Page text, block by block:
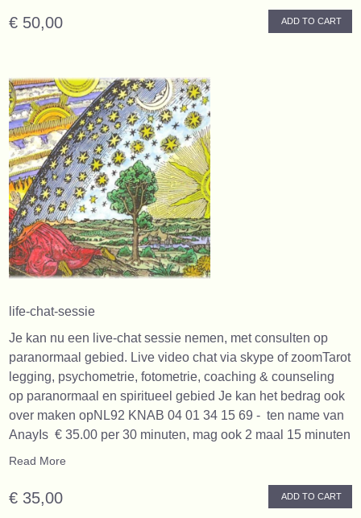
€ 50,00 ADD TO CART
life-chat-sessie
Je kan nu een live-chat sessie nemen, met consulten op
paranormaal gebied. Live video chat via skype of zoomTarot
legging, psychometrie, fotometrie, coaching & counseling
op paranormaal en spiritueel gebied Je kan het bedrag ook
over maken opNL92 KNAB 04 01 34 15 69 - ten name van
AnayIs € 35.00 per 30 minuten, mag ook 2 maal 15 minuten
Read More
€ 35,00 ADD TO CART